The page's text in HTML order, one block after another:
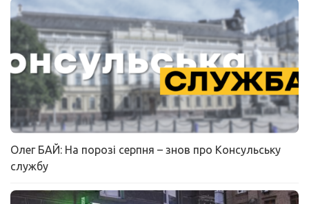
Олег БАЙ: На порозі серпня – знов про Консульську
службу